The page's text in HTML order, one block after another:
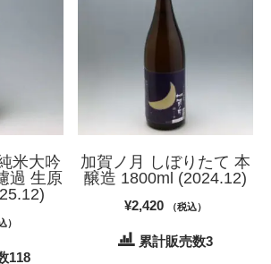
米大吟
過 生原
）
118
加賀ノ月 しぼりたて 本
醸造 1800ml (2024.12)
¥2,420 （税込）
累計販売数3